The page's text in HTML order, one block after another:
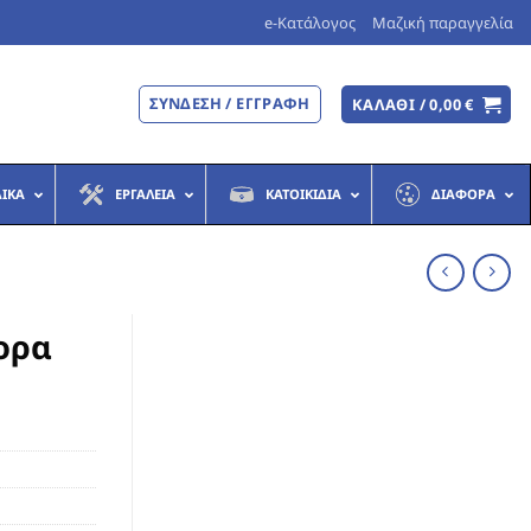
e-Κατάλογος Μαζική παραγγελία
ΣΎΝΔΕΣΗ / ΕΓΓΡΑΦΉ ΚΑΛΆΘΙ /0,00€
ΕΡΓΑΛΕΊΑ ΚΑΤΟΙΚΊΔΙΑ ΔΙΆΦΟΡΑ